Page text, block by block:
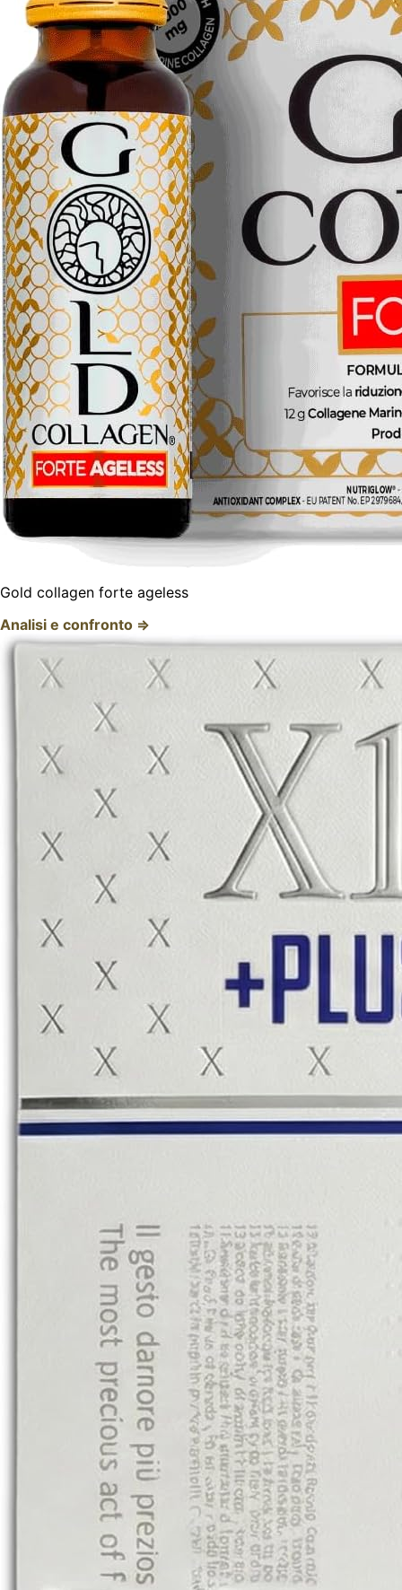
Gold collagen forte ageless
Analisi e confronto ⇒